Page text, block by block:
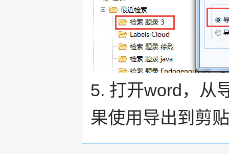
5. 打开word，从
果使用导出到剪